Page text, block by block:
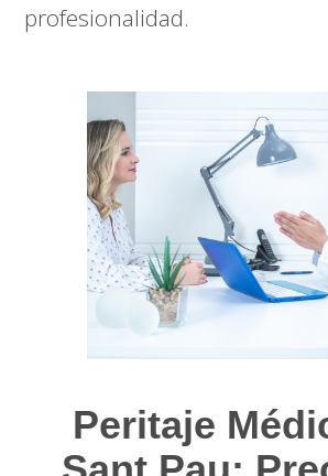
profesionalidad.
Peritaje